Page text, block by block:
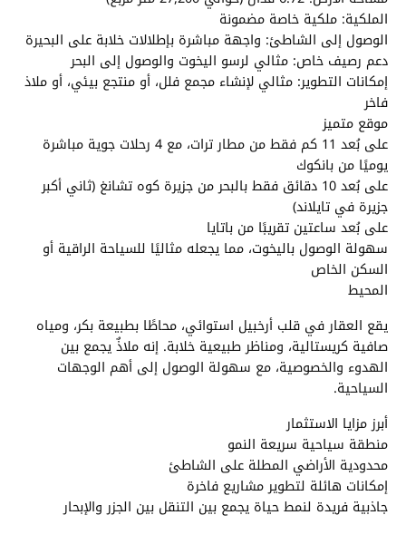
الملكية: ملكية خاصة مضمونة
الوصول إلى الشاطئ: واجهة مباشرة بإطلالات خلابة على البحيرة
دعم رصيف خاص: مثالي لرسو اليخوت والوصول إلى البحر
إمكانات التطوير: مثالي لإنشاء مجمع فلل، أو منتجع بيئي، أو ملاذ
فاخر
موقع متميز
على بُعد 11 كم فقط من مطار ترات، مع 4 رحلات جوية مباشرة
يوميًا من بانكوك
على بُعد 10 دقائق فقط بالبحر من جزيرة كوه تشانغ (ثاني أكبر
جزيرة في تايلاند)
على بُعد ساعتين تقريبًا من باتايا
سهولة الوصول باليخوت، مما يجعله مثاليًا للسياحة الراقية أو
السكن الخاص
المحيط
يقع العقار في قلب أرخبيل استوائي، محاطًا بطبيعة بكر، ومياه
صافية كريستالية، ومناظر طبيعية خلابة. إنه ملاذٌ يجمع بين
الهدوء والخصوصية، مع سهولة الوصول إلى أهم الوجهات
السياحية.
أبرز مزايا الاستثمار
منطقة سياحية سريعة النمو
محدودية الأراضي المطلة على الشاطئ
إمكانات هائلة لتطوير مشاريع فاخرة
جاذبية فريدة لنمط حياة يجمع بين التنقل بين الجزر والإبحار